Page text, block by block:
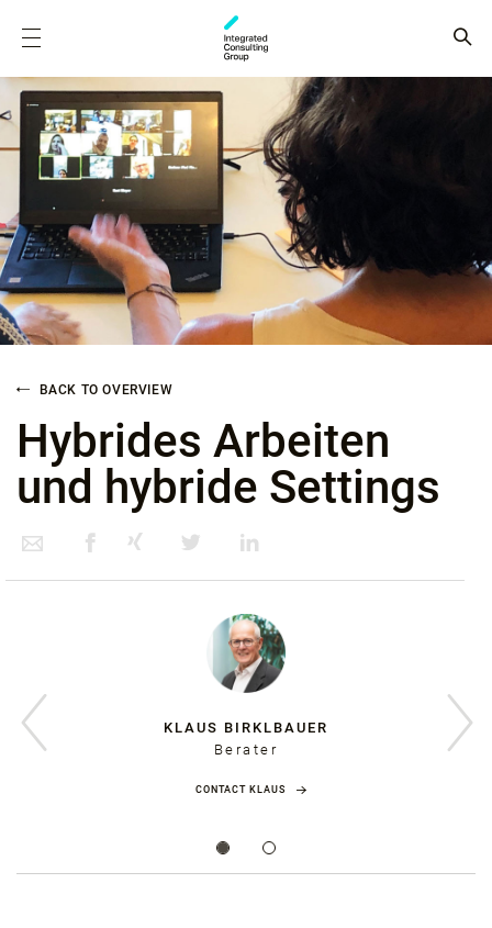
BACK TO OVERVIEW
Hybrides Arbeiten
und hybride Settings
KLAUS BIRKLBAUER
Berater
CONTACT KLAUS